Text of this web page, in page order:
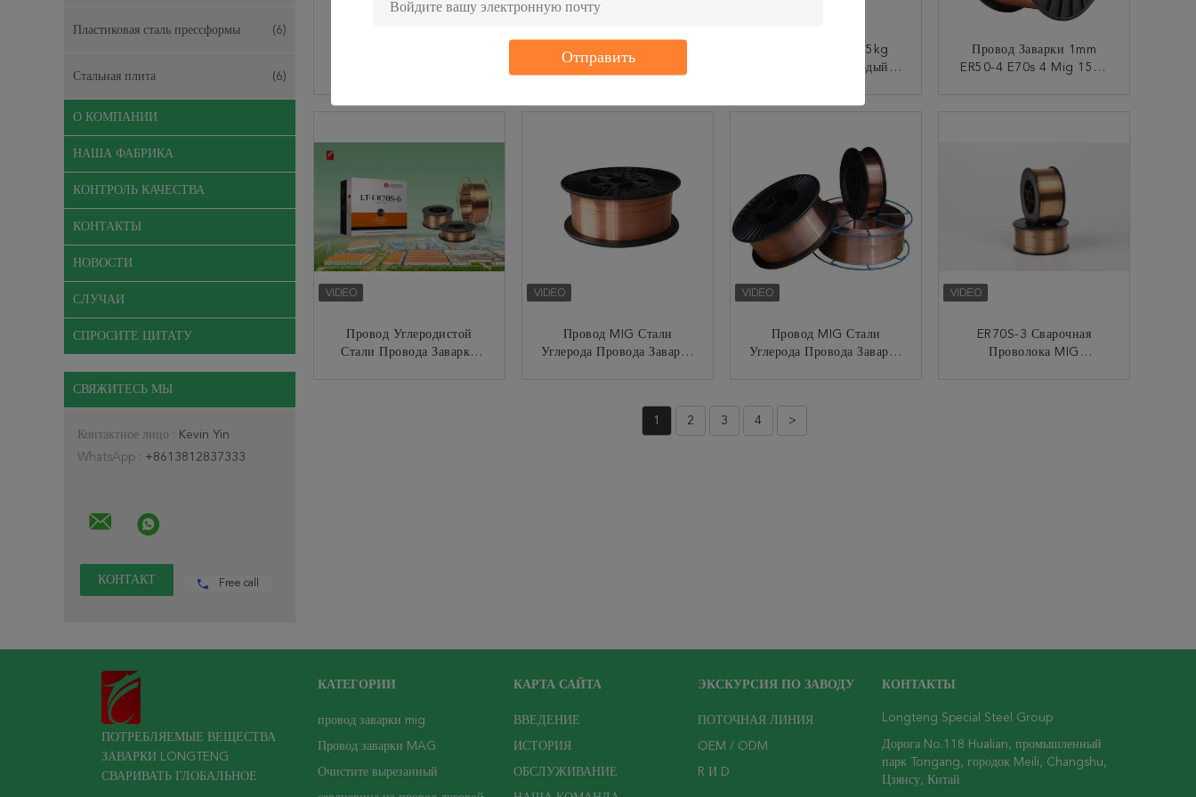
Отправить
Пластиковая сталь прессформы (6)
Стальная плита (6)
О КОМПАНИИ
НАША ФАБРИКА
КОНТРОЛЬ КАЧЕСТВА
КОНТАКТЫ
НОВОСТИ
СЛУЧАИ
СПРОСИТЕ ЦИТАТУ
СВЯЖИТЕСЬ МЫ
Контактное лицо : Kevin Yin
WhatsApp : +8613812837333
Free call
Er70s-G
Провод .8mm Mig
Провода Заварки AWS
Провод 1,2 Mm 15kg
Er70s-6 Mig Твердый
Стали
Провод Заварки 1mm
ER50-4 E70s 4 Mig 15kg
Провод Углеродистой
Стали Провода Заварки
Провод MIG Стали
Углерода Провода Заварки
Провод MIG Стали
Углерода Провода Заварки
ER70S-3 Сварочная
Проволока MIG
1 2 3 4 >
ПОТРЕБЛЯЕМЫЕ ВЕЩЕСТВА
ЗАВАРКИ LONGTENG
СВАРИВАТЬ ГЛОБАЛЬНОЕ
КАТЕГОРИИ
провод заварки mig
Провод заварки MAG
Очистите вырезанный
КАРТА САЙТА
ВВЕДЕНИЕ
ИСТОРИЯ
ОБСЛУЖИВАНИЕ
ЭКСКУРСИЯ ПО ЗАВОДУ
ПОТОЧНАЯ ЛИНИЯ
OEM / ODM
R И D
КОНТАКТЫ
Longteng Special Steel Group
Дорога No.118 Hualian, промышленный
парк Tongang, городок Meili, Changshu,
Цзянсу, Китай